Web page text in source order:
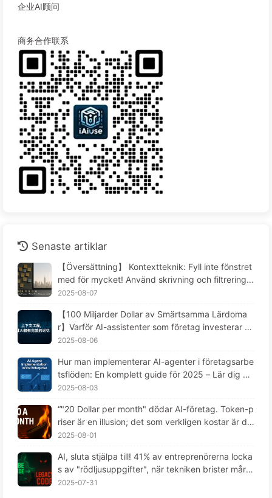
企业AI顾问
商务合作联系
Senaste artiklar
【Översättning】 Kontextteknik: Fyll inte fönstret
med för mycket! Använd skrivning och filtrering i
fyra steg, var försiktig med förorening och förvirri
ngsamt 170
2025-08-07
【100 Miljarder Dollar av Smärtsamma Lärdoma
r】Varför AI-assistenter som företag investerar st
ort i alltid "glömmer" i kritiska stunder, medan ko
0%? — Lär känna AI169
2025-08-06
Hur man implementerar AI-agenter i företagsarbe
tsflöden: En komplett guide för 2025 – Lär dig AI
långsamt 166
2025-08-03
“"20 Dollar per month" dödar AI-företag. Token-p
riser är en illusion; det som verkligen kostar är din
girighet -- Lär dig AI långsamt 164“
2025-08-01
AI, sluta stjälpa till! 41% av entreprenörerna locka
s av "rödljusuppgifter", när tekniken brister mår d
e anställda ännu sämre — Lär känna AI sakta 163
2025-07-31